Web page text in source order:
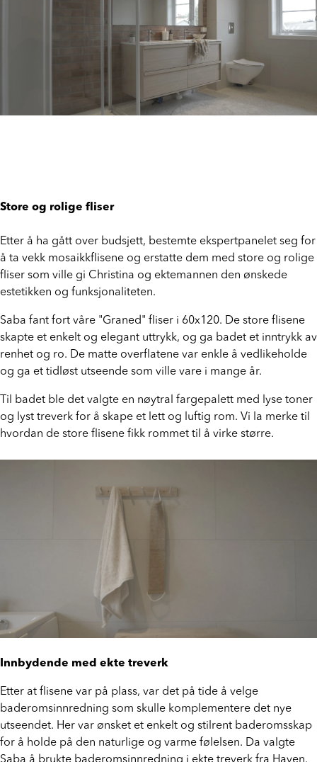
Store og rolige fliser
Etter å ha gått over budsjett, bestemte ekspertpanelet seg for
å ta vekk mosaikkflisene og erstatte dem med store og rolige
fliser som ville gi Christina og ektemannen den ønskede
estetikken og funksjonaliteten.
Saba fant fort våre "Graned" fliser i 60x120. De store flisene
skapte et enkelt og elegant uttrykk, og ga badet et inntrykk av
renhet og ro. De matte overflatene var enkle å vedlikeholde
og ga et tidløst utseende som ville vare i mange år.
Til badet ble det valgte en nøytral fargepalett med lyse toner
og lyst treverk for å skape et lett og luftig rom. Vi la merke til
hvordan de store flisene fikk rommet til å virke større.
Innbydende med ekte treverk
Etter at flisene var på plass, var det på tide å velge
baderomsinnredning som skulle komplementere det nye
utseendet. Her var ønsket et enkelt og stilrent baderomsskap
for å holde på den naturlige og varme følelsen. Da valgte
Saba å brukte baderomsinnredning i ekte treverk fra Haven.